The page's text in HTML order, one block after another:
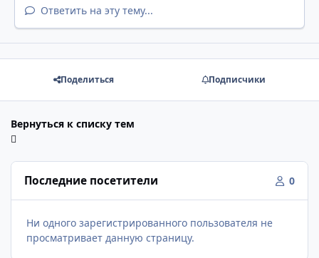
Ответить на эту тему...
Поделиться Подписчики
Вернуться к списку тем
Последние посетители 0
Ни одного зарегистрированного пользователя не
просматривает данную страницу.